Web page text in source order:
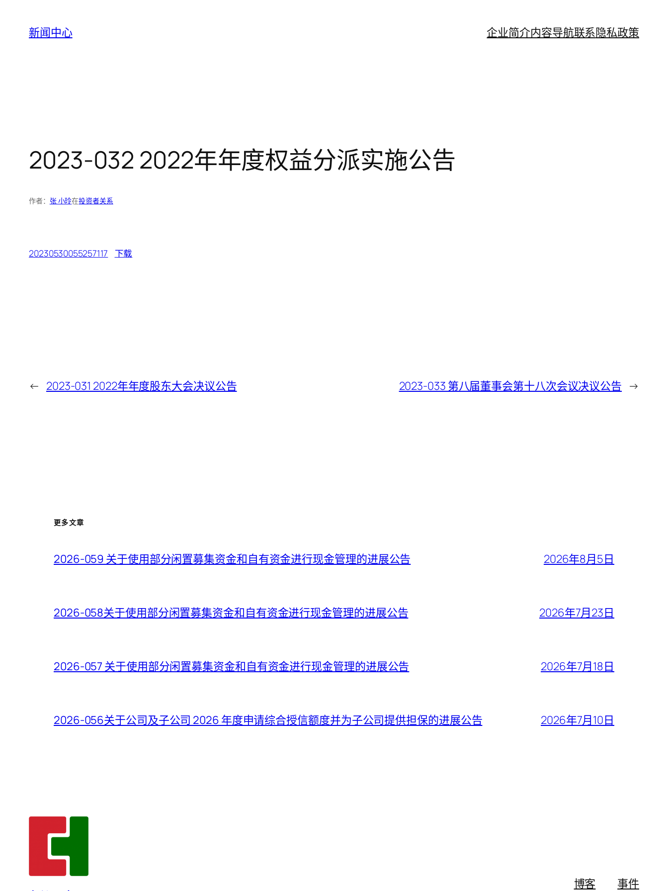
新闻中心 企业简介内容导航联系隐私政策
2023-032 2022年年度权益分派实施公告
作者： 张 小玲在投资者关系
20230530055257117 下载
← 2023-031 2022年年度股东大会决议公告 2023-033 第八届董事会第十八次会议决议公告 →
更多文章
2026-059 关于使用部分闲置募集资金和自有资金进行现金管理的进展公告 2026年8月5日
2026-058关于使用部分闲置募集资金和自有资金进行现金管理的进展公告 2026年7月23日
2026-057 关于使用部分闲置募集资金和自有资金进行现金管理的进展公告 2026年7月18日
2026-056关于公司及子公司 2026 年度申请综合授信额度并为子公司提供担保的进展公告 2026年7月10日
博客
事件